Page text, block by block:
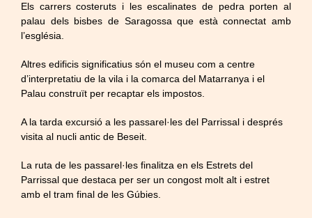
Els carrers costeruts i les escalinates de pedra porten al
palau dels bisbes de Saragossa que està connectat amb
l’església.
Altres edificis significatius són el museu com a centre
d’interpretatiu de la vila i la comarca del Matarranya i el
Palau construït per recaptar els impostos.
A la tarda excursió a les passarel·les del Parrissal i després
visita al nucli antic de Beseit.
La ruta de les passarel·les finalitza en els Estrets del
Parrissal que destaca per ser un congost molt alt i estret
amb el tram final de les Gúbies.